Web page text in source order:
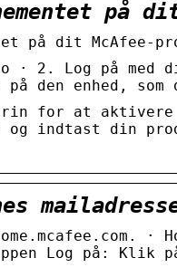
på
på dit McAfee-
2. Log på med
den enhed,
for at aktivere
og indtast din
·
Log på: Klik